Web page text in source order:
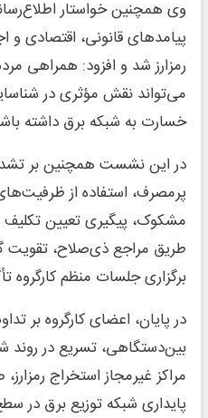
وی همچنین خواستار
پیامدهای قانونی، اقتصادی و
رمزارز شد و افزود: همراهی
می‌تواند نقش مؤثری در
خسارت به شبکه برق داشته
در این نشست همچنین بر
پرمصرف، استفاده از
مشکوک، پیگیری تعیین
طریق مراجع ذی‌صلاح،
برگزاری جلسات منظم کارگروه
در پایان، اعضای کارگروه بر
بین‌دستگاهی، تسریع در روند
مراکز غیرمجاز استخراج
پایداری شبکه توزیع برق در